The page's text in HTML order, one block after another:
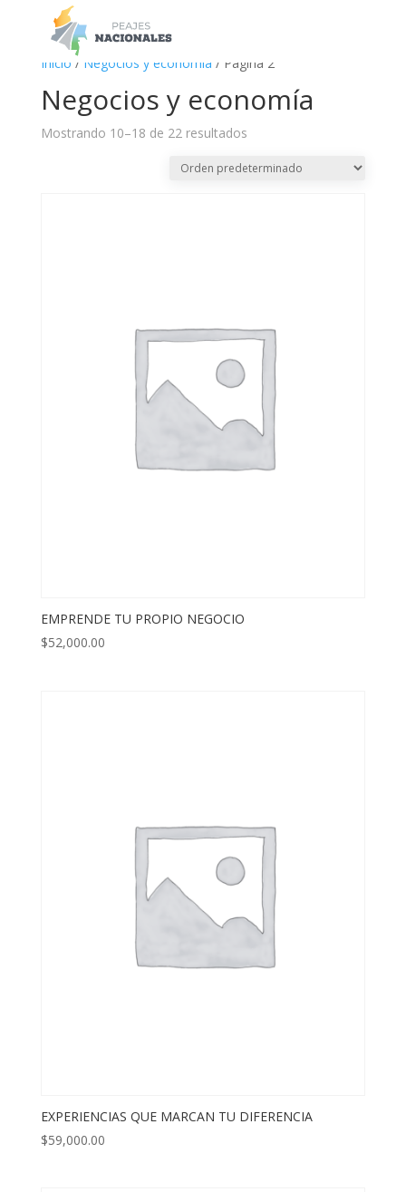
Inicio / Negocios y economía / Página 2
Negocios y economía
Mostrando 10–18 de 22 resultados
EMPRENDE TU PROPIO NEGOCIO
$52,000.00
EXPERIENCIAS QUE MARCAN TU DIFERENCIA
$59,000.00